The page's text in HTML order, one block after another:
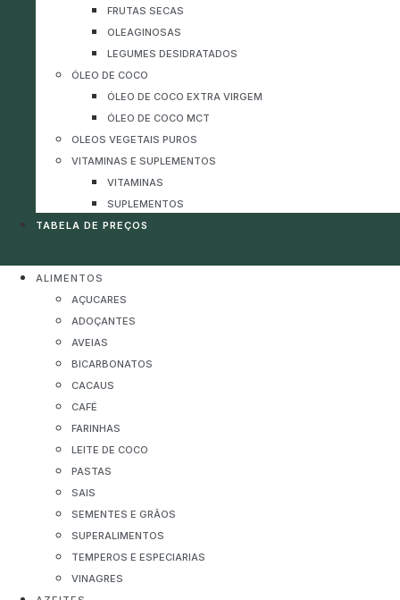
FRUTAS SECAS
OLEAGINOSAS
LEGUMES DESIDRATADOS
ÓLEO DE COCO
ÓLEO DE COCO EXTRA VIRGEM
ÓLEO DE COCO MCT
OLEOS VEGETAIS PUROS
VITAMINAS E SUPLEMENTOS
VITAMINAS
SUPLEMENTOS
TABELA DE PREÇOS
ALIMENTOS
AÇUCARES
ADOÇANTES
AVEIAS
BICARBONATOS
CACAUS
CAFÉ
FARINHAS
LEITE DE COCO
PASTAS
SAIS
SEMENTES E GRÃOS
SUPERALIMENTOS
TEMPEROS E ESPECIARIAS
VINAGRES